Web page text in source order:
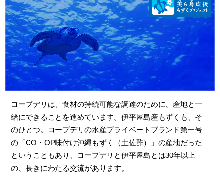
コープデリは、食材の持続可能な調達のために、産地と一
緒にできることを進めています。伊平屋島産もずくも、そ
のひとつ。コープデリの水産プライベートブランド第一号
の「CO・OP味付け沖縄もずく（土佐酢）」の産地だった
ということもあり、コープデリと伊平屋島とは30年以上
の、長きにわたる交流があります。